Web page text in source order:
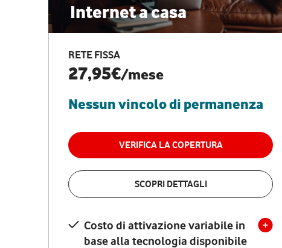
Internet a casa
RETE FISSA
27,95€/mese
Nessun vincolo di permanenza
VERIFICA LA COPERTURA
SCOPRI DETTAGLI
Costo di attivazione variabile in
base alla tecnologia disponibile